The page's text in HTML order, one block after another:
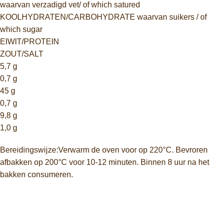
waarvan verzadigd vet/ of which satured
KOOLHYDRATEN/CARBOHYDRATE waarvan suikers / of
which sugar
EIWIT/PROTEIN
ZOUT/SALT
5,7 g
0,7 g
45 g
0,7 g
9,8 g
1,0 g
Bereidingswijze:Verwarm de oven voor op 220°C. Bevroren
afbakken op 200°C voor 10-12 minuten. Binnen 8 uur na het
bakken consumeren.